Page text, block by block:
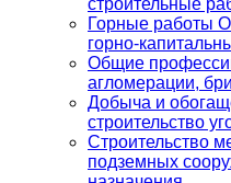
строительные
Горные работы
горно-
Общие
агломерации,
Добыча и
строительство
Строительство
подземных